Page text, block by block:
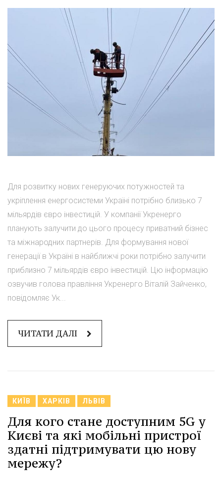
Для розвитку нових генеруючих потужностей та
укріплення енергосистеми Україні потрібно близько 7
мільярдів євро інвестицій. У компанії Укренерго
планують залучити до цього процесу приватний бізнес
та міжнародних партнерів. Для формування нової
генерації в Україні в найближчі роки потрібно залучити
приблизно 7 мільярдів євро інвестицій. Цю інформацію
озвучив голова правління Укренерго Віталій Зайченко,
повідомляє Ук...
ЧИТАТИ ДАЛІ
КИЇВ ХАРКІВ ЛЬВІВ
Для кого стане доступним 5G у
Києві та які мобільні пристрої
здатні підтримувати цю нову
мережу?